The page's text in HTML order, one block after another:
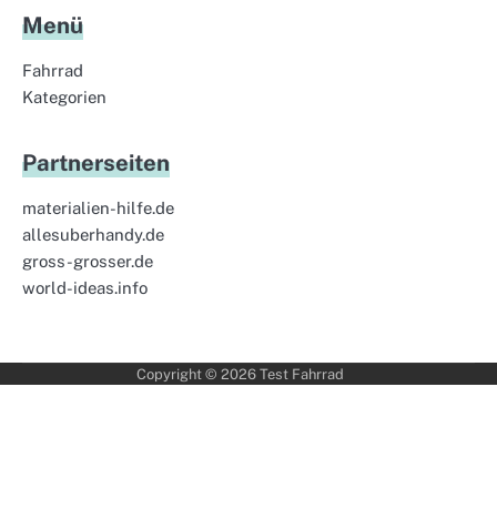
Menü
Fahrrad
Kategorien
Partnerseiten
materialien-hilfe.de
allesuberhandy.de
gross-grosser.de
world-ideas.info
Copyright © 2026 Test Fahrrad